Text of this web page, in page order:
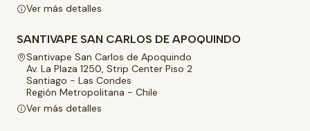
Ver más detalles
SANTIVAPE SAN CARLOS DE APOQUINDO
Santivape San Carlos de Apoquindo
Av. La Plaza 1250, Strip Center Piso 2
Santiago - Las Condes
Región Metropolitana - Chile
Ver más detalles